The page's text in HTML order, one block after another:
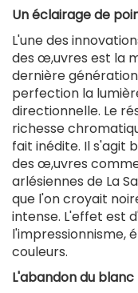
Un éclairage de
L'une des
des œ,uvres est la
dernière
perfection la
directionnelle. Le
richesse
fait inédite. Il s'agit
des œ,uvres
arlésiennes de La
que l'on croyait
intense. L'effet est
l'impressionnisme,
couleurs.
L'abandon du blanc